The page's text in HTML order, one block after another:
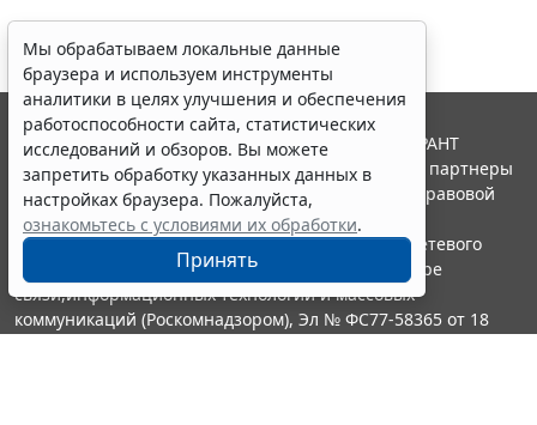
Мы обрабатываем локальные данные
браузера и используем инструменты
аналитики в целях улучшения и обеспечения
работоспособности сайта, статистических
исследований и обзоров. Вы можете
запретить обработку указанных данных в
настройках браузера. Пожалуйста,
ознакомьтесь с условиями их обработки.
Принять
© ООО "НПП "ГАРАНТ-СЕРВИС", 2026. Система ГАРАНТ
выпускается с 1990 года. Компания "Гарант" и ее партнеры
являются участниками Российской ассоциации правовой
информации ГАРАНТ.
Портал ГАРАНТ.РУ зарегистрирован в качестве сетевого
издания Федеральной службой по надзору в сфере
связи,информационных технологий и массовых
коммуникаций (Роскомнадзором), Эл № ФС77-58365 от 18